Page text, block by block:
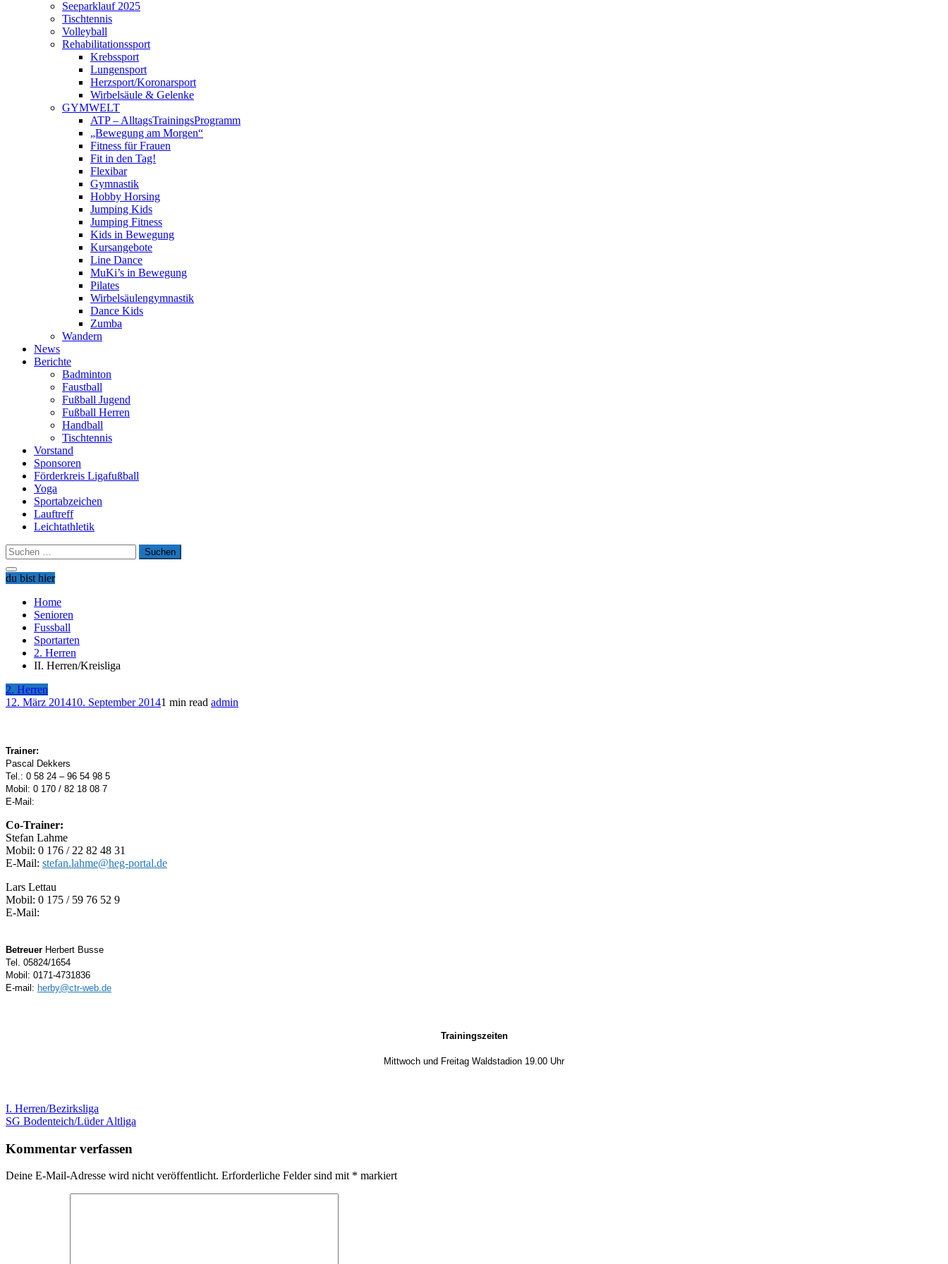
Seeparklauf 2025
Tischtennis
Volleyball
Rehabilitationssport
Krebssport
Lungensport
Herzsport/Koronarsport
Wirbelsäule & Gelenke
GYMWELT
ATP – AlltagsTrainingsProgramm
„Bewegung am Morgen“
Fitness für Frauen
Fit in den Tag!
Flexibar
Gymnastik
Hobby Horsing
Jumping Kids
Jumping Fitness
Kids in Bewegung
Kursangebote
Line Dance
MuKi’s in Bewegung
Pilates
Wirbelsäulengymnastik
Dance Kids
Zumba
Wandern
News
Berichte
Badminton
Faustball
Fußball Jugend
Fußball Herren
Handball
Tischtennis
Vorstand
Sponsoren
Förderkreis Ligafußball
Yoga
Sportabzeichen
Lauftreff
Leichtathletik
Suchen
nach:
du bist hier
Home
Senioren
Fussball
Sportarten
2. Herren
II. Herren/Kreisliga
2. Herren
12. März 201410. September 20141 min read admin
Trainer:
Pascal Dekkers
Tel.: 0 58 24 – 96 54 98 5
Mobil: 0 170 / 82 18 08 7
E-Mail:
Co-Trainer:
Stefan Lahme
Mobil: 0 176 / 22 82 48 31
E-Mail: stefan.lahme@heg-portal.de
Lars Lettau
Mobil: 0 175 / 59 76 52 9
E-Mail:
Betreuer Herbert Busse
Tel. 05824/1654
Mobil: 0171-4731836
E-mail: herby@ctr-web.de
Trainingszeiten
Mittwoch und Freitag Waldstadion 19.00 Uhr
Beitragsnavigation
I. Herren/Bezirksliga
SG Bodenteich/Lüder Altliga
Kommentar verfassen
Deine E-Mail-Adresse wird nicht veröffentlicht. Erforderliche Felder sind mit * markiert